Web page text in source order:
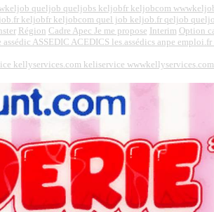
queljob queljobs keljobfr keljobcom
keljobfr keljobcom quel job keljob.fr qeljob
Région Cadre Apec Je me propose Interim Option
ASSEDIC ACEDICS les.assédics anpe
kellyservices.com keliservice